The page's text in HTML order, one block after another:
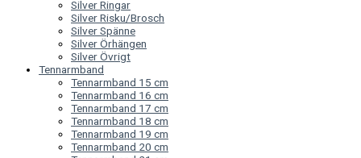
Silver Ringar
Silver Risku/Brosch
Silver Spänne
Silver Örhängen
Silver Övrigt
Tennarmband
Tennarmband 15 cm
Tennarmband 16 cm
Tennarmband 17 cm
Tennarmband 18 cm
Tennarmband 19 cm
Tennarmband 20 cm